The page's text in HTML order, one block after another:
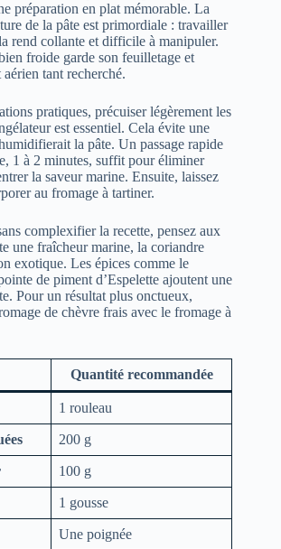
préparation en plat mémorable. La
de la pâte est primordiale : travailler
rend collante et difficile à manipuler.
froide garde son feuilletage et
tant recherché.
pratiques, précuiser légèrement les
est essentiel. Cela évite une
la pâte. Un passage rapide
1 à 2 minutes, suffit pour éliminer
la saveur marine. Ensuite, laissez
au fromage à tartiner.
complexifier la recette, pensez aux
une fraîcheur marine, la coriandre
exotique. Les épices comme le
de piment d’Espelette ajoutent une
Pour un résultat plus onctueux,
de chèvre frais avec le fromage à
Quantité recommandée
1 rouleau
200 g
100 g
1 gousse
Une poignée